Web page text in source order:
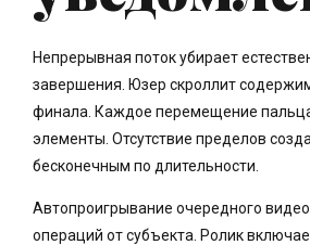
Непрерывная поток убирает
завершения. Юзер скроллит
финала. Каждое перемещение
элементы. Отсутствие пределов
бесконечным по длительности.
Автопроигрывание очередного
операций от субъекта. Ролик